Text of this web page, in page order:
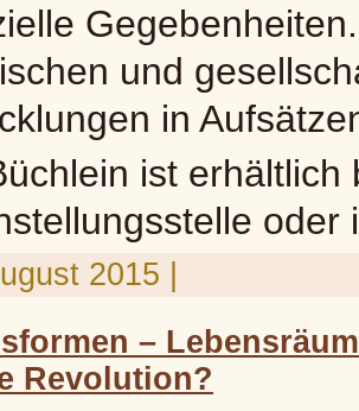
und
in
ist
oder
2015 |
–
Revolution?